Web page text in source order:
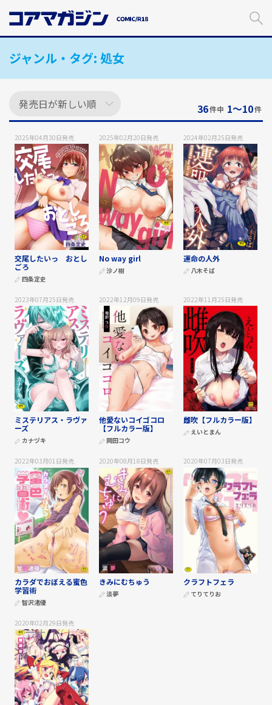
ン
ジャンル・タグ: 処女
36件中 1〜10件
2025年04月30日発売
交尾したいっ おとし
ごろ
四条定史
2025年02月20日発売
No way girl
沙ノ樹
2024年02月25日発売
運命の人外
八木そば
2023年07月25日発売
ミステリアス・ラヴァ
ーズ
カナヅキ
2022年12月09日発売
他愛ないコイゴコロ
【フルカラー版】
岡田コウ
2022年11月25日発売
雌吹【フルカラー版】
えいとまん
2022年03月01日発売
カラダでおぼえる蜜色
学習術
智沢渚優
2020年08月18日発売
きみにむちゅう
淡夢
2020年07月03日発売
クラフトフェラ
てりてりお
2020年02月29日発売